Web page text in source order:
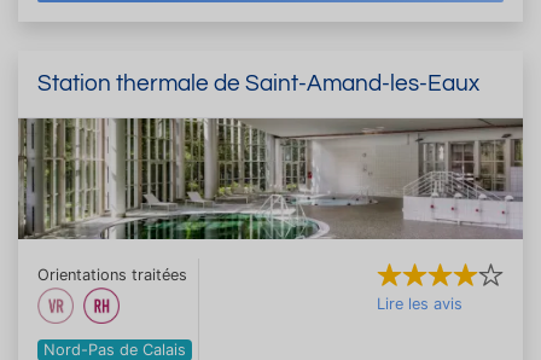
Station thermale de Saint-Amand-les-Eaux
Orientations traitées
Nord-Pas de Calais
Lire les avis